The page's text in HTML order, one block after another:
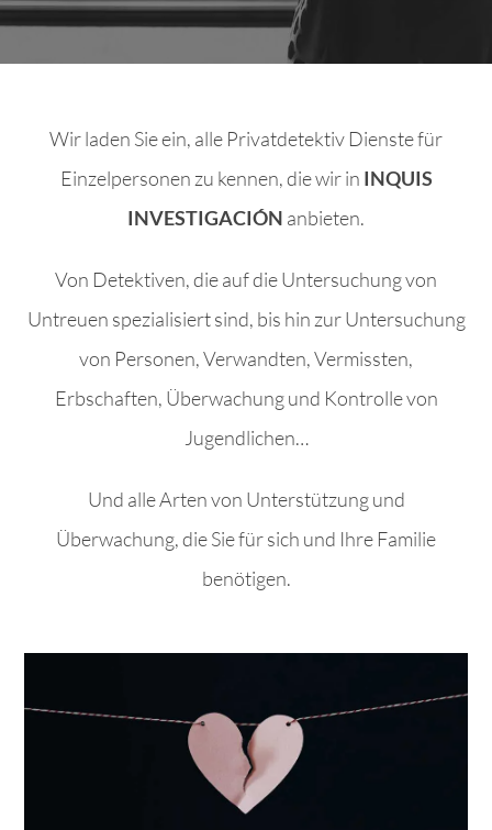
Wir laden Sie ein, alle Privatdetektiv Dienste für
Einzelpersonen zu kennen, die wir in INQUIS
INVESTIGACIÓN anbieten.
Von Detektiven, die auf die Untersuchung von
Untreuen spezialisiert sind, bis hin zur Untersuchung
von Personen, Verwandten, Vermissten,
Erbschaften, Überwachung und Kontrolle von
Jugendlichen…
Und alle Arten von Unterstützung und
Überwachung, die Sie für sich und Ihre Familie
benötigen.